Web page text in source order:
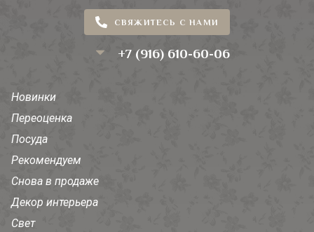
СВЯЖИТЕСЬ С НАМИ
+7 (916) 610-60-06
Новинки
Переоценка
Посуда
Рекомендуем
Снова в продаже
Декор интерьера
Свет